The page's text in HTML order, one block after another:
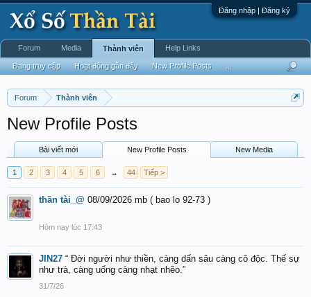
Đăng nhập | Đăng ký
Forum Thành viên
New Profile Posts
Bài viết mới New Profile Posts New Media
1 2 3 4 5 6 → 44 Tiếp >
thần tài_@ 08/09/2026 mb ( bao lo 92-73 )
Hôm nay lúc 17:43
JIN27 “ Đời người như thiền, càng dấn sâu càng cô độc. Thế sự
như trà, càng uống càng nhạt nhẽo.”
31/7/26
Forum Media Thành viên
Đang truy cập Hoạt động gần đây New Profile Posts
Help Links